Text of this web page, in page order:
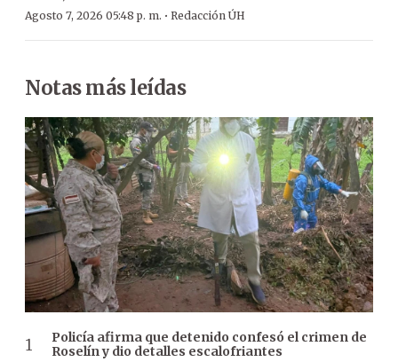
Agosto 7, 2026 05:48 p. m. · Redacción ÚH
Notas más leídas
Policía afirma que detenido confesó el crimen de
Roselín y dio detalles escalofriantes